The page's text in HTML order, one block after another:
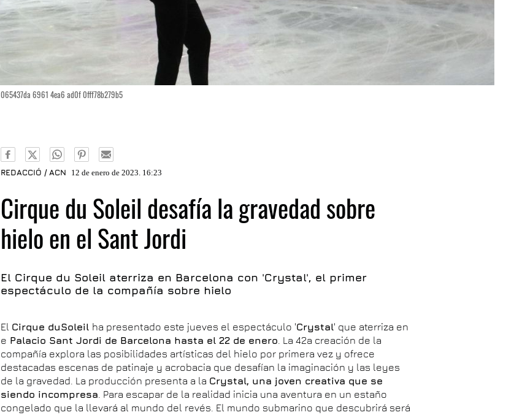
065437da 6961 4ea6 ad0f 0fff78b279b5
REDACCIÓ / ACN 12 de enero de 2023. 16:23
Cirque du Soleil desafía la gravedad sobre
hielo en el Sant Jordi
El Cirque du Soleil aterriza en Barcelona con 'Crystal', el primer
espectáculo de la compañía sobre hielo
El Cirque duSoleil ha presentado este jueves el espectáculo 'Crystal' que aterriza en
e Palacio Sant Jordi de Barcelona hasta el 22 de enero . La 42a creación de la
compañía explora las posibilidades artísticas del hielo por primera vez y ofrece
destacadas escenas de patinaje y acrobacia que desafían la imaginación y las leyes
de la gravedad. La producción presenta a la Crystal, una joven creativa que se
siendo incompresa . Para escapar de la realidad inicia una aventura en un estaño
congelado que la llevará al mundo del revés. El mundo submarino que descubrirá será